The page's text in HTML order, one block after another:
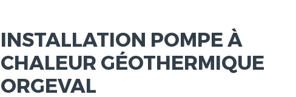
INSTALLATION POMPE À
CHALEUR GÉOTHERMIQUE
ORGEVAL